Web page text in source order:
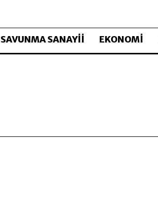
SAVUNMA SANAYİİ EKONOMİ